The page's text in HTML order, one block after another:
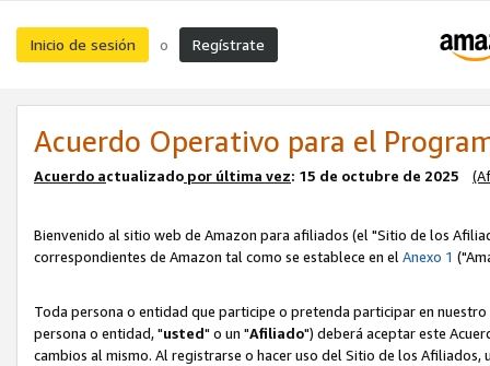
Inicio de sesión o Regístrate
Acuerdo Operativo para el
Acuerdo actualizado por última vez: 15 de octubre de 2025
Bienvenido al sitio web de Amazon para afiliados (el "Sitio de los
correspondientes de Amazon tal como se establece en elAnexo 1
Toda persona o entidad que participe o pretenda participar en
persona o entidad, "usted" o un "Afiliado") deberá aceptar este
cambios al mismo. Al registrarse o hacer uso del Sitio de los